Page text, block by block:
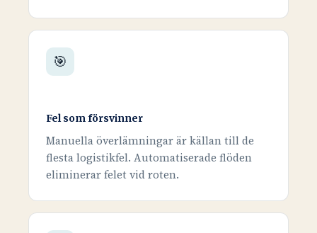
🎯
Fel som försvinner
Manuella överlämningar är källan till de
flesta logistikfel. Automatiserade flöden
eliminerar felet vid roten.